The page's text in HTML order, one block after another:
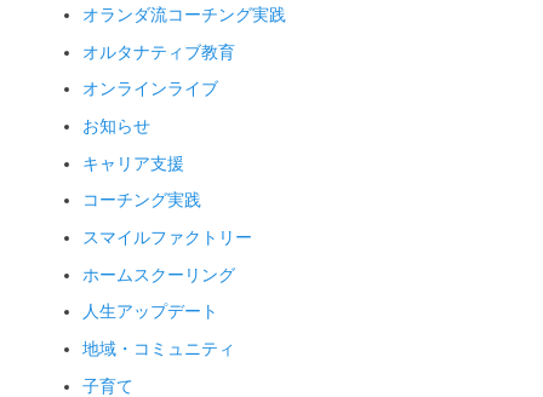
オランダ流コーチング実践
オルタナティブ教育
オンラインライブ
お知らせ
キャリア支援
コーチング実践
スマイルファクトリー
ホームスクーリング
人生アップデート
地域・コミュニティ
子育て